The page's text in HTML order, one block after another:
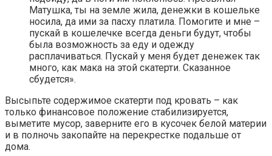
Матушка, ты на земле жила, денежки в кошельке
носила, да ими за пасху платила. Помогите и мне –
пускай в кошелечке всегда деньги будут, чтобы
была возможность за еду и одежду
расплачиваться. Пускай у меня будет денежек так
много, как мака на этой скатерти. Сказанное
сбудется».
Высыпьте содержимое скатерти под кровать – как
только финансовое положение стабилизируется,
выметите мусор, заверните его в кусочек белой материи
и в полночь закопайте на перекрестке подальше от
дома.